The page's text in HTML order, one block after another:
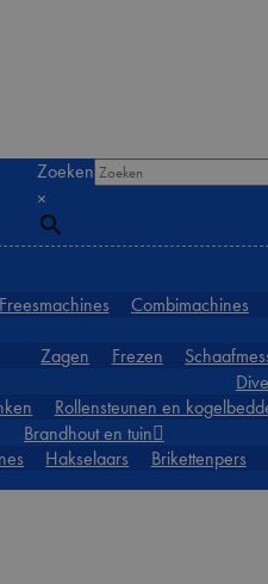
Zoeken
×
Freesmachines Combimachines
Zagen
Frezen
Rollensteunen en
Brandhout en tuin
Hakselaars Brikettenpers